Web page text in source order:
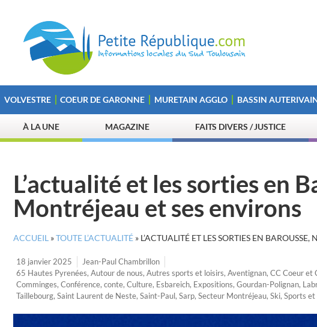
VOLVESTRE COEUR DE GARONNE MURETAIN AGGLO BASSIN
À LA UNE MAGAZINE FAITS DIVERS / JUSTICE
L’actualité et les sorties en
Montréjeau et ses environs
ACCUEIL »TOUTE L’ACTUALITÉ » L’ACTUALITÉ ET LES SORTIES EN
18 janvier 2025
Jean-Paul Chambrillon
65 Hautes Pyrenées, Autour de nous, Autres sports et loisirs, Aventignan, CC Coeur et
Comminges, Conférence, conte, Culture, Esbareich, Expositions, Gourdan-Polignan,
Taillebourg, Saint Laurent de Neste, Saint-Paul, Sarp, Secteur Montréjeau, Ski, Sports et